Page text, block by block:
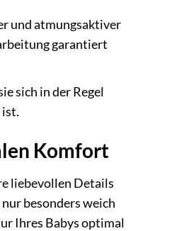
und atmungsaktiver
garantiert
sich in der Regel
Komfort
liebevollen Details
besonders weich
Ihres Babys optimal